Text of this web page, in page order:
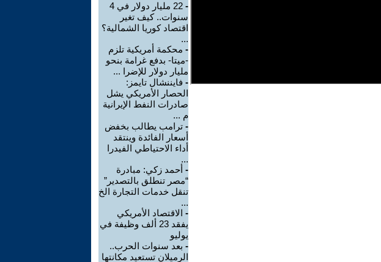
-
22 مليار دولار في 4
سنوات.. كيف تغير
اقتصاد كوريا الشمالية؟
...
- محكمة أمريكية تلزم
-ميتا- بدفع غرامة بنحو
مليار دولار للإضرا ...
- فايننشال تايمز:
الحصار الأمريكي يشل
صادرات النفط الإيرانية
م ...
- ترامب يطالب بخفض
أسعار الفائدة وينتقد
أداء الاحتياطي الفيدرا
...
- أحمد زكي: مبادرة
“مصر تنطلق بالتصدير”
تنقل خدمات التجارة الخ
...
- الاقتصاد الأمريكي
يفقد 23 ألف وظيفة في
يوليو
- بعد سنوات الحرب..
الرميلان تستعيد مكانتها